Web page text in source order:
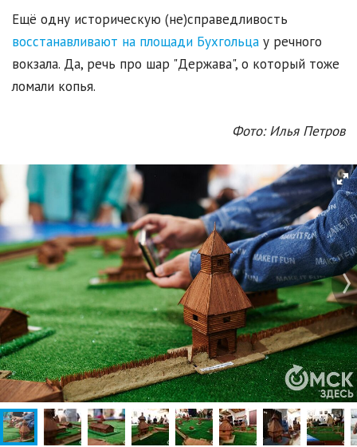
Ещё одну историческую (не)справедливость
восстанавливают на площади Бухгольца у речного
вокзала. Да, речь про шар "Держава", о который тоже
ломали копья.
Фото: Илья Петров